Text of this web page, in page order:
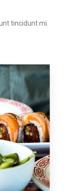
tincidunt mi.